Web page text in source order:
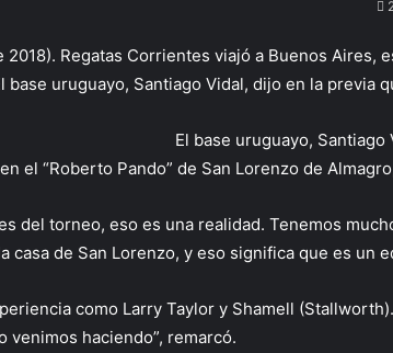
2018). Regatas Corrientes viajó a Buenos
base uruguayo, Santiago Vidal, dijo en la
El base uruguayo,
el “Roberto Pando” de San Lorenzo de
del torneo, eso es una realidad. Tenemos
casa de San Lorenzo, y eso significa que es un
como Larry Taylor y Shamell
venimos haciendo”, remarcó.